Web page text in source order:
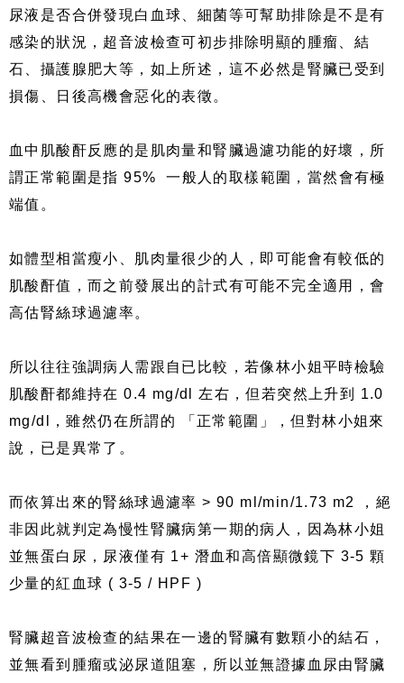
尿液是否合併發現白血球、細菌等可幫助排除是不是有
感染的狀況，超音波檢查可初步排除明顯的腫瘤、結
石、攝護腺肥大等，如上所述，這不必然是腎臟已受到
損傷、日後高機會惡化的表徵。
血中肌酸酐反應的是肌肉量和腎臟過濾功能的好壞，所
謂正常範圍是指 95% 一般人的取樣範圍，當然會有極
端值。
如體型相當瘦小、肌肉量很少的人，即可能會有較低的
肌酸酐值，而之前發展出的計式有可能不完全適用，會
高估腎絲球過濾率。
所以往往強調病人需跟自已比較，若像林小姐平時檢驗
肌酸酐都維持在 0.4 mg/dl 左右，但若突然上升到 1.0
mg/dl，雖然仍在所謂的 「正常範圍」，但對林小姐來
說，已是異常了。
而依算出來的腎絲球過濾率 > 90 ml/min/1.73 m2 ，絕
非因此就判定為慢性腎臟病第一期的病人，因為林小姐
並無蛋白尿，尿液僅有 1+ 潛血和高倍顯微鏡下 3-5 顆
少量的紅血球 ( 3-5 / HPF )
腎臟超音波檢查的結果在一邊的腎臟有數顆小的結石，
並無看到腫瘤或泌尿道阻塞，所以並無證據血尿由腎臟